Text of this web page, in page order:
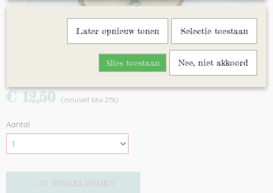
Maxicosihanger draakje
€ 12,50 (inclusief btw 21%)
Aantal
IN WINKELWAGEN
Later opnieuw tonen Selectie toestaan
Alles toestaan Nee, niet akkoord